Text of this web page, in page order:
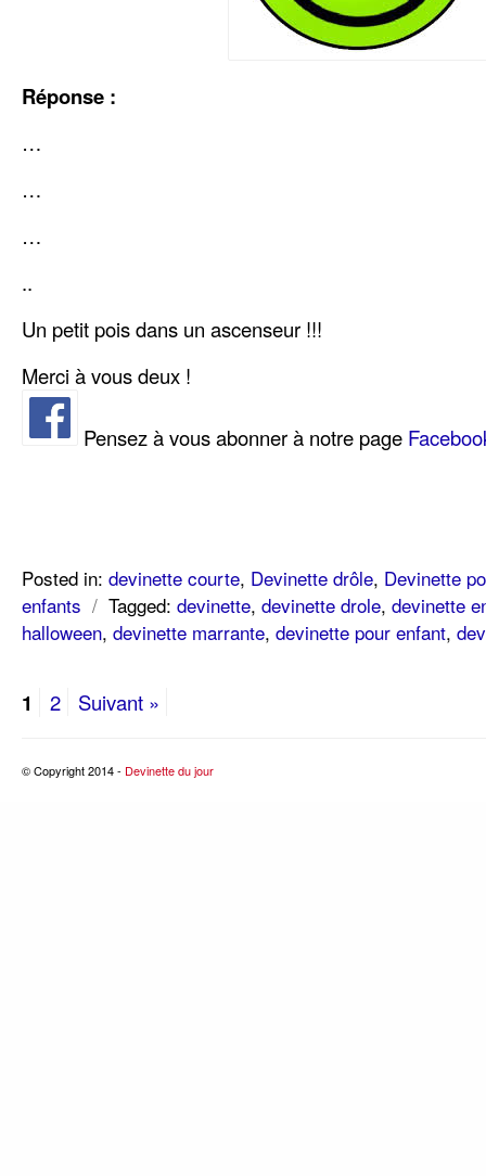
Réponse :
…
…
…
..
Un petit pois dans un ascenseur !!!
Merci à vous deux !
Pensez à vous abonner à notre page
Posted in: devinette courte, Devinette drôle, Devinette
enfants / Tagged: devinette, devinette drole, devinette
halloween, devinette marrante, devinette pour enfant,
1 2 Suivant »
© Copyright 2014 - Devinette du jour